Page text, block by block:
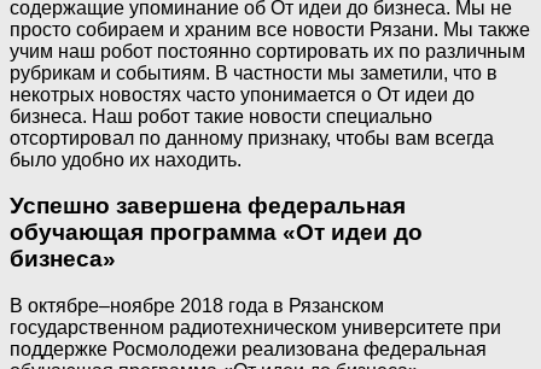
содержащие упоминание об От идеи до бизнеса. Мы не
просто собираем и храним все новости Рязани. Мы также
учим наш робот постоянно сортировать их по различным
рубрикам и событиям. В частности мы заметили, что в
некотрых новостях часто упонимается о От идеи до
бизнеса. Наш робот такие новости специально
отсортировал по данному признаку, чтобы вам всегда
было удобно их находить.
Успешно завершена федеральная
обучающая программа «От идеи до
бизнеса»
В октябре–ноябре 2018 года в Рязанском
государственном радиотехническом университете при
поддержке Росмолодежи реализована федеральная